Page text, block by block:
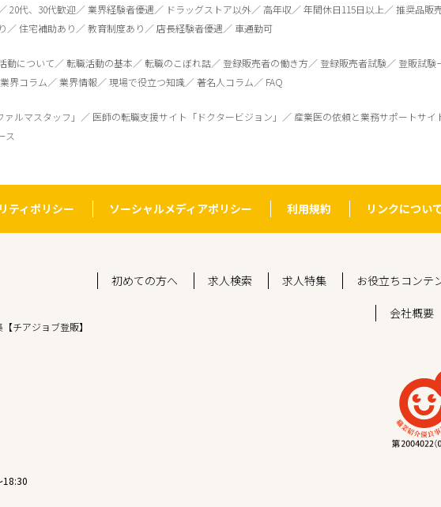
0 件
20代、30代歓迎 業界経験者優遇 ドラッグストア以外 高年収 年間休日115日以上 推奨品販
住宅補助あり 教育制度あり 店長経験者優遇 車通勤可
動について 転職活動の基本 転職のこぼれ話 登録販売者の働き方 登録販売者試験 登販試験
業界コラム 業界情報 現場で役立つ知識 著名人コラム FAQ
ルマスタッフ」 医師の転職支援サイト「ドクタービジョン」
産業医の依頼と業務サポートサイ
ス
ティポリシー ソーシャルメディアポリシー 利用規約 リンクについ
チアジョブ登販】
初めての方へ 求人検索 求人特集 お役立ちコンテ
会社概要
18:30